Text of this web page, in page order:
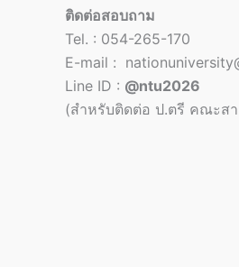
ติดต่อสอบถาม
Tel. : 054-265-170
E-mail :
Line ID : @ntu2026
(สำหรับติดต่อ ป.ตรี คณะส